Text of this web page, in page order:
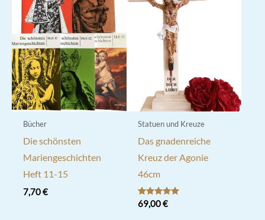
Die
Optionen
können
auf
der
Produktseite
gewählt
werden
Bücher
Die schönsten
Mariengeschichten
Heft 11-15
7,70€
Statuen und Kreuze
Das gnadenreiche
Kreuz der Agonie
46cm
Bewertet mit
5.00
69,00€